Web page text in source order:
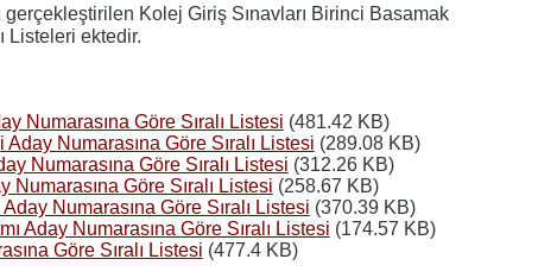
Kolej Giriş Sınavları Birinci Basamak
Listeleri ektedir.
Numarasına Göre Sıralı Listesi (481.42 KB)
Numarasına Göre Sıralı Listesi (289.08 KB)
Numarasına Göre Sıralı Listesi (312.26 KB)
Göre Sıralı Listesi (258.67 KB)
Numarasına Göre Sıralı Listesi (370.39 KB)
Aday Numarasına Göre Sıralı Listesi (174.57 KB)
Göre Sıralı Listesi (477.4 KB)